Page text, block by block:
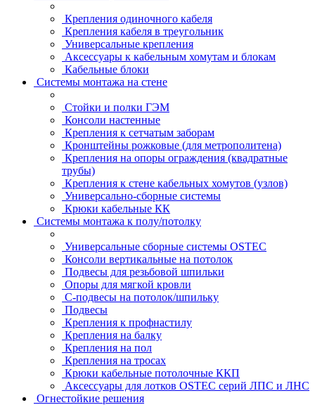
Крепления одиночного кабеля
Крепления кабеля в треугольник
Универсальные крепления
Аксессуары к кабельным хомутам и блокам
Кабельные блоки
Системы монтажа на стене
Стойки и полки ГЭМ
Консоли настенные
Крепления к сетчатым заборам
Кронштейны рожковые (для метрополитена)
Крепления на опоры ограждения (квадратные
трубы)
Крепления к стене кабельных хомутов (узлов)
Универсально-сборные системы
Крюки кабельные КК
Системы монтажа к полу/потолку
Универсальные сборные системы OSTEC
Консоли вертикальные на потолок
Подвесы для резьбовой шпильки
Опоры для мягкой кровли
С-подвесы на потолок/шпильку
Подвесы
Крепления к профнастилу
Крепления на балку
Крепления на пол
Крепления на тросах
Крюки кабельные потолочные ККП
Аксессуары для лотков OSTEC серий ЛПС и ЛНС
Огнестойкие решения